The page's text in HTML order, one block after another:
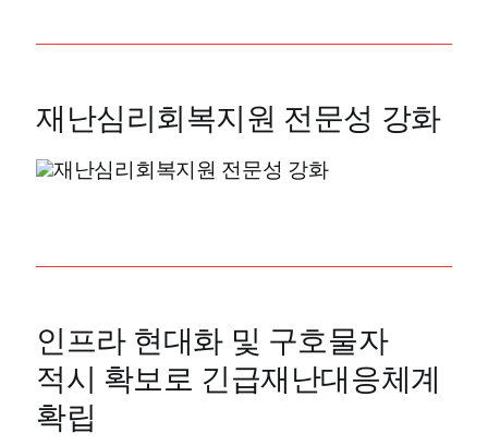
재난심리회복지원 전문성 강화
인프라 현대화 및 구호물자
적시 확보로 긴급재난대응체계
확립